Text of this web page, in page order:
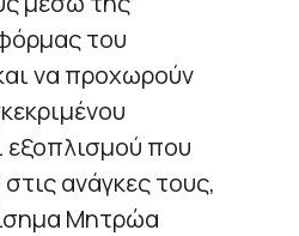
του
να προχωρούν
εξοπλισμού που
ανάγκες τους,
Μητρώα